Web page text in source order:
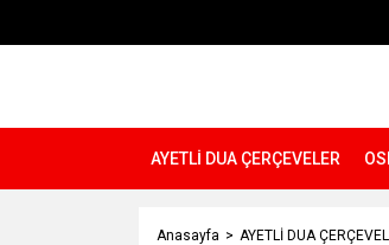
AYETLİ DUA ÇERÇEVELER
Anasayfa AYETLİ DUA